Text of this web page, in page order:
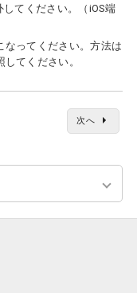
てください。（iOS端
なってください。方法は
てください。
次へ